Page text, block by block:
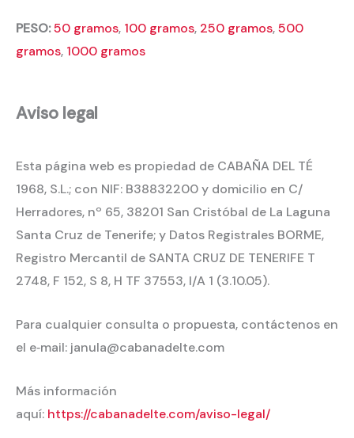
PESO:50 gramos, 100 gramos, 250 gramos,500
gramos, 1000 gramos
Aviso legal
Esta página web es propiedad de CABAÑA DEL TÉ
1968, S.L.; con NIF: B38832200 y domicilio en C/
Herradores, nº 65, 38201 San Cristóbal de La Laguna
Santa Cruz de Tenerife; y Datos Registrales BORME,
Registro Mercantil de SANTA CRUZ DE TENERIFE T
2748, F 152, S 8, H TF 37553, I/A 1 (3.10.05).
Para cualquier consulta o propuesta, contáctenos en
el e‐mail: janula@cabanadelte.com
Más información
aquí: https://cabanadelte.com/aviso-legal/